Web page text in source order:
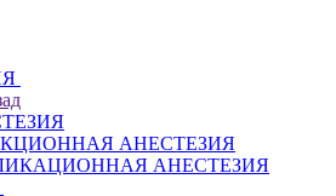
АНЕСТЕЗИЯ
АНЕСТЕЗИЯ